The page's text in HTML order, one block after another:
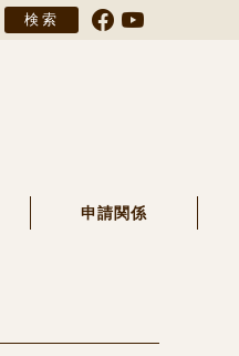
申請関係